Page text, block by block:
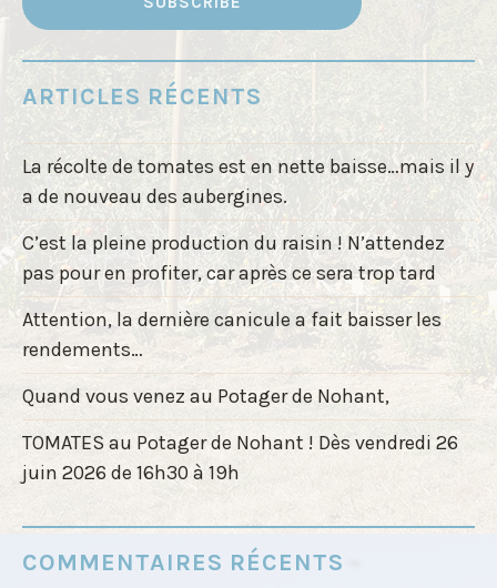
ARTICLES RÉCENTS
La récolte de tomates est en nette baisse…mais il y
a de nouveau des aubergines.
C’est la pleine production du raisin ! N’attendez
pas pour en profiter, car après ce sera trop tard
Attention, la dernière canicule a fait baisser les
rendements…
Quand vous venez au Potager de Nohant,
TOMATES au Potager de Nohant ! Dès vendredi 26
juin 2026 de 16h30 à 19h
COMMENTAIRES RÉCENTS